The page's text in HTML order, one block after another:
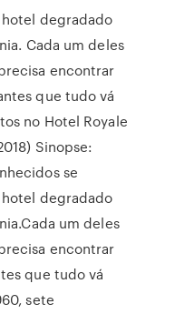
degradado
Cada um deles
encontrar
que tudo vá
no Hotel Royale
Sinopse:
se
degradado
um deles
encontrar
que tudo vá
sete